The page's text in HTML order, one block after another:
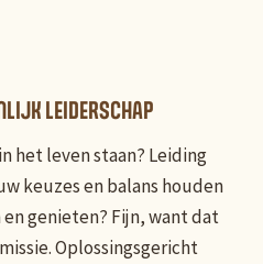
LEIDERSCHAP
het leven staan? Leiding
keuzes en balans houden
genieten? Fijn, want dat
Oplossingsgericht